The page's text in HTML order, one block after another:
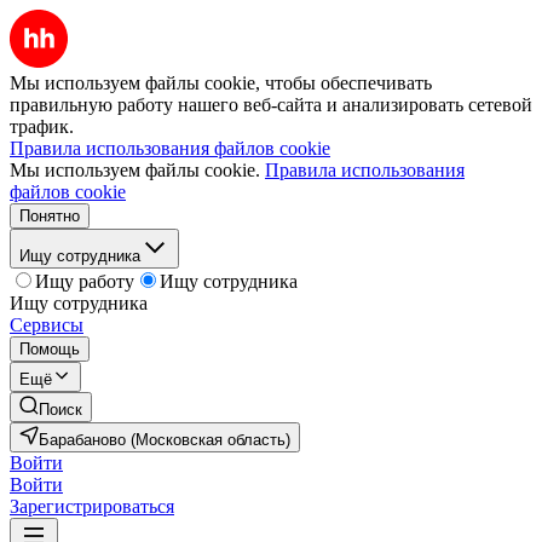
Мы используем файлы cookie, чтобы обеспечивать
правильную работу нашего веб-сайта и анализировать сетевой
трафик.
Правила использования файлов cookie
Мы используем файлы cookie. Правила использования
файлов cookie
Понятно
Ищу сотрудника
Ищу работу
Ищу сотрудника
Ищу сотрудника
Сервисы
Помощь
Ещё
Поиск
Барабаново (Московская область)
Войти
Войти
Зарегистрироваться